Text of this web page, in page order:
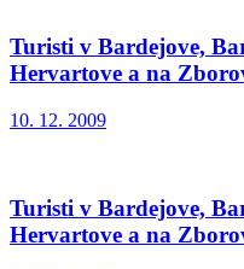
Turisti v Bardejove,
Hervartove a na
10. 12. 2009
Turisti v Bardejove,
Hervartove a na